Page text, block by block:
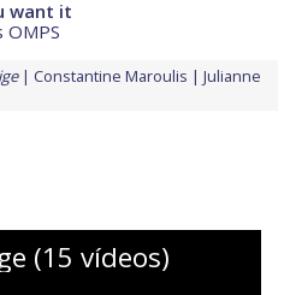
want it
OMPS
Constantine Maroulis
Julianne
(15 vídeos)